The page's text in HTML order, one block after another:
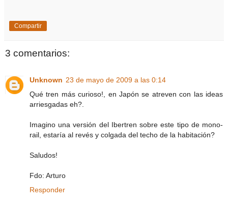
Compartir
3 comentarios:
Unknown 23 de mayo de 2009 a las 0:14
Qué tren más curioso!, en Japón se atreven con las ideas
arriesgadas eh?.
Imagino una versión del Ibertren sobre este tipo de mono-
rail, estaría al revés y colgada del techo de la habitación?
Saludos!
Fdo: Arturo
Responder